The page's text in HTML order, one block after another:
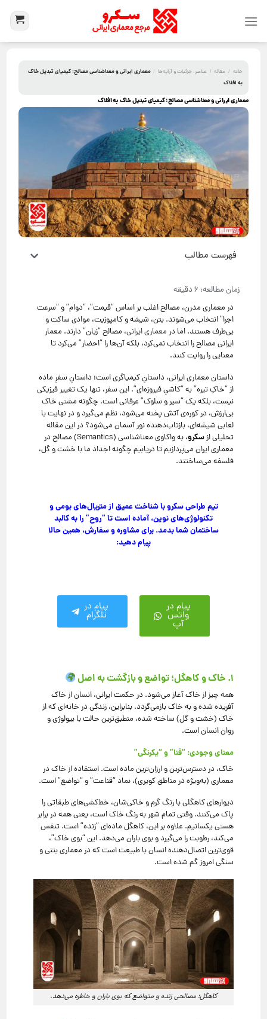
خانه / مقاله / عناصر، جزئیات و آرایه‌ها / معماری ایرانی و معناشناسی مصالح؛ کیمیای تبدیل خاک
به افلاک
معماری ایرانی و معناشناسی مصالح؛ کیمیای تبدیل خاک به افلاک
فهرست مطالب
در معماری مدرن، مصالح اغلب بر اساس “قیمت”، “دوام” و “سرعت
اجرا” انتخاب می‌شوند. بتن، شیشه و کامپوزیت، موادی ساکت و
بی‌طرف هستند. اما در معماری ایرانی، مصالح “زبان” دارند. معمار
ایرانی مصالح را انتخاب نمی‌کرد، بلکه آن‌ها را “احضار” می‌کرد تا
معنایی را روایت کنند.
داستان معماری ایرانی، داستانِ کیمیاگری است؛ داستانِ سفرِ ماده
از “خاکِ تیره” به “کاشیِ فیروزه‌ای”. این سفر، تنها یک تغییر فیزیکی
نیست، بلکه یک “سیر و سلوک” عرفانی است. چگونه مشتی خاک
بی‌ارزش، در کوره‌ی آتش پخته می‌شود، نظم می‌گیرد و در نهایت با
لعابی شیشه‌ای، بازتاب‌دهنده نور آسمان می‌شود؟ در این مقاله
تحلیلی ازسکرو
، به واکاوی معناشناسی (Semantics) مصالح در
معماری ایران می‌پردازیم تا دریابیم چگونه اجداد ما با خشت و گل،
فلسفه می‌ساختند.
تیم طراحی سکرو با شناخت عمیق از متریال‌های بومی و
تکنولوژی‌های نوین، آماده است تا “روح” را به کالبد
ساختمان شما بدمد. برای مشاوره و سفارش، همین حالا
پیام دهید:
پیام در
واتس
آپ
پیام در
تلگرام
۱. خاک و کاهگل؛ تواضع و بازگشت به اصل
همه چیز از خاک آغاز می‌شود. در حکمت ایرانی، انسان از خاک
آفریده شده و به خاک بازمی‌گردد. بنابراین، زندگی در خانه‌ای که از
خاک (خشت و گل) ساخته شده، منطبق‌ترین حالت با بیولوژی و
روان انسان است.
معنای وجودی: “فنا” و “یکرنگی”
خاک، در دسترس‌ترین و ارزان‌ترین ماده است. استفاده از خاک در
معماری (به‌ویژه در مناطق کویری)، نماد “قناعت” و “تواضع” است.
دیوارهای کاهگلی با رنگ گرم و خاکی‌شان، خط‌کشی‌های طبقاتی را
پاک می‌کنند. وقتی تمام شهر به رنگ خاک است، یعنی همه در برابر
هستی یکسانیم. علاوه بر این، کاهگل ماده‌ای “زنده” است. تنفس
می‌کند، رطوبت را می‌گیرد و بوی باران می‌دهد. این “بوی خاک”،
قوی‌ترین اتصال‌دهنده انسان با طبیعت است که در معماری بتنی و
سنگی امروز گم شده است.
کاهگل؛ مصالحی زنده و متواضع که بوی باران و خاطره می‌دهد.